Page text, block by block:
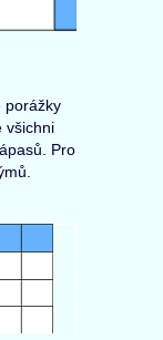
porážky
všichni
Pro